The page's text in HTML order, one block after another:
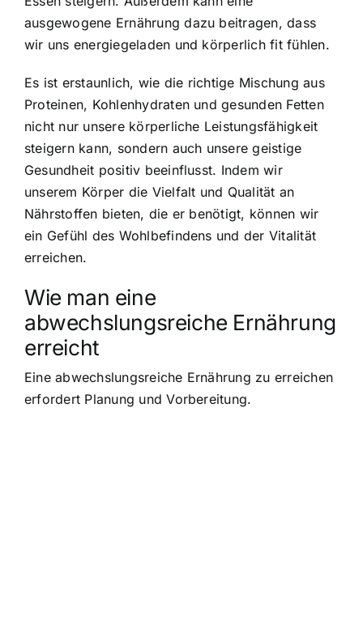
ausgewogene Ernährung dazu beitragen, dass
wir uns energiegeladen und körperlich fit fühlen.
Es ist erstaunlich, wie die richtige Mischung aus
Proteinen, Kohlenhydraten und gesunden Fetten
nicht nur unsere körperliche Leistungsfähigkeit
steigern kann, sondern auch unsere geistige
Gesundheit positiv beeinflusst. Indem wir
unserem Körper die Vielfalt und Qualität an
Nährstoffen bieten, die er benötigt, können wir
ein Gefühl des Wohlbefindens und der Vitalität
erreichen.
Wie man eine
abwechslungsreiche Ernährung
erreicht
Eine abwechslungsreiche Ernährung zu erreichen
erfordert Planung und Vorbereitung.